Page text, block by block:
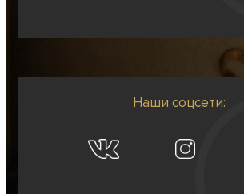
Наши соцсети: